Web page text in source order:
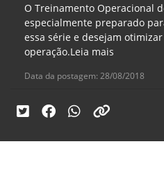
O Treinamento Operacional
especialmente preparado
essa série e desejam
operação.Leia mais
Data da postagem: 28/08/2018